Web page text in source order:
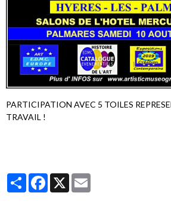
PARTICIPATION AVEC 5 TOILES
TRAVAIL !
PartagerFacebook
X